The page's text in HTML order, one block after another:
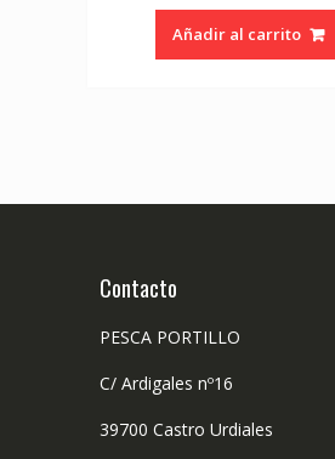
Añadir al carrito
Contacto
PESCA PORTILLO
C/ Ardigales nº16
39700 Castro Urdiales